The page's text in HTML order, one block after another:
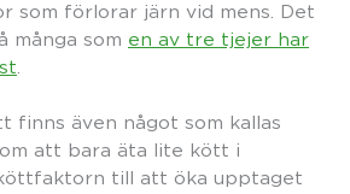
som förlorar järn vid mens. Det
många som en av tre tjejer har
finns även något som kallas
att bara äta lite kött i
till att öka upptaget